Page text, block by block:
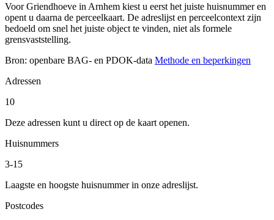
Voor Griendhoeve in Arnhem kiest u eerst het juiste huisnummer en
opent u daarna de perceelkaart. De adreslijst en perceelcontext zijn
bedoeld om snel het juiste object te vinden, niet als formele
grensvaststelling.
Bron: openbare BAG- en PDOK-data Methode en beperkingen
Adressen
10
Deze adressen kunt u direct op de kaart openen.
Huisnummers
3-15
Laagste en hoogste huisnummer in onze adreslijst.
Postcodes